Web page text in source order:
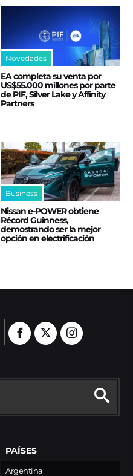
Novedades
EA completa su venta por
US$55.000 millones por parte
de PIF, Silver Lake y Affinity
Partners
Business
Nissan e‑POWER obtiene
Récord Guinness,
demostrando ser la mejor
opción en electrificación
PAÍSES
Argentina